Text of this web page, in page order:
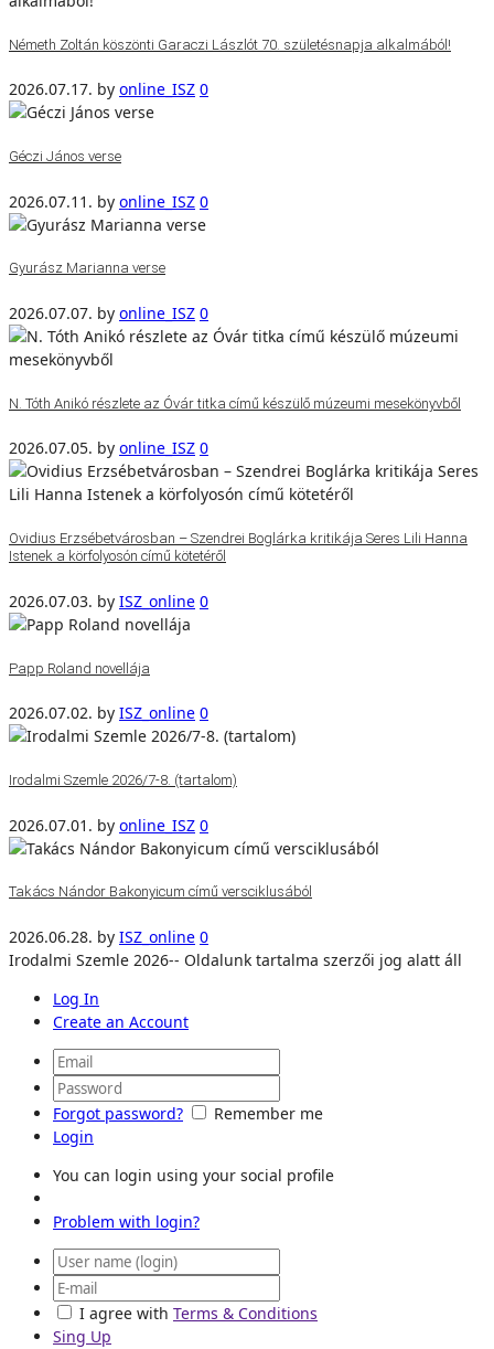
Németh Zoltán köszönti Garaczi Lászlót 70. születésnapja alkalmából!
2026.07.17. by online_ISZ 0
Géczi János verse
2026.07.11. by online_ISZ 0
Gyurász Marianna verse
2026.07.07. by online_ISZ 0
N. Tóth Anikó részlete az Óvár titka című készülő múzeumi mesekönyvből
2026.07.05. by online_ISZ 0
Ovidius Erzsébetvárosban – Szendrei Boglárka kritikája Seres Lili Hanna
Istenek a körfolyosón című kötetéről
2026.07.03. by ISZ_online 0
Papp Roland novellája
2026.07.02. by ISZ_online 0
Irodalmi Szemle 2026/7-8. (tartalom)
2026.07.01. by online_ISZ 0
Takács Nándor Bakonyicum című versciklusából
2026.06.28. by ISZ_online 0
Irodalmi Szemle 2026-- Oldalunk tartalma szerzői jog alatt áll
Log In
Create an Account
Forgot password?
Remember me
Login
You can login using your social profile
Problem with login?
I agree with Terms & Conditions
Sing Up